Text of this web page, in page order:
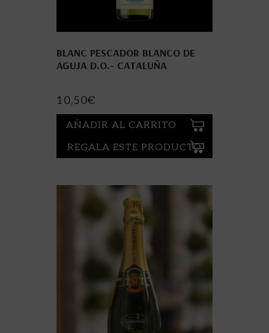
BLANC PESCADOR BLANCO DE
AGUJA D.O.- CATALUÑA
10,50€
AÑADIR AL CARRITO
REGALA ESTE PRODUCTO